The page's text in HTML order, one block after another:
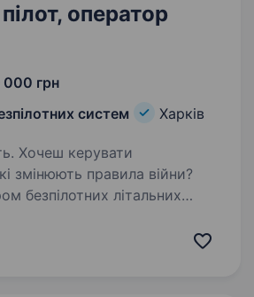
оператор
000 грн
систем
Харків
змінюють правила війни?
безпілотних літальних
на службу в 9